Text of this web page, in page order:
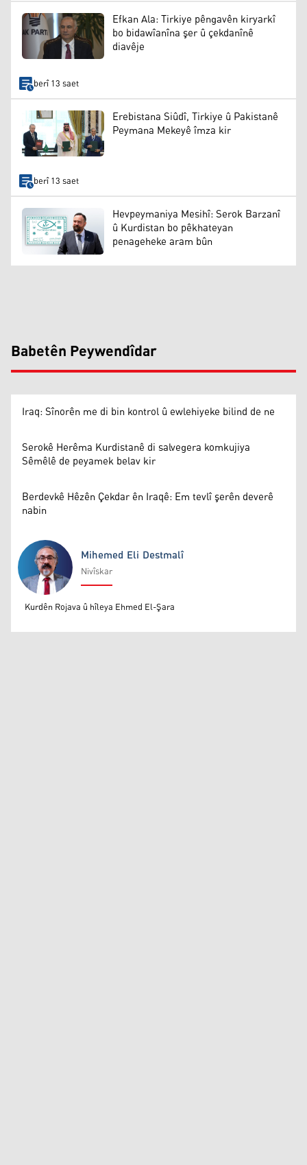
Efkan Ala: Tirkiye pêngavên kiryarkî
bo bidawîanîna şer û çekdanînê
diavêje
berî 13 saet
Erebistana Siûdî, Tirkiye û Pakistanê
Peymana Mekeyê îmza kir
berî 13 saet
Hevpeymaniya Mesihî: Serok Barzanî
û Kurdistan bo pêkhateyan
penageheke aram bûn
Babetên Peywendîdar
Iraq: Sînorên me di bin kontrol û ewlehiyeke bilind de ne
Serokê Herêma Kurdistanê di salvegera komkujiya
Sêmêlê de peyamek belav kir
Berdevkê Hêzên Çekdar ên Iraqê: Em tevlî şerên deverê
nabin
Mihemed Eli Destmalî
Mihemed Eli Destmalî
Nivîskar
Kurdên Rojava û hîleya Ehmed El-Şara